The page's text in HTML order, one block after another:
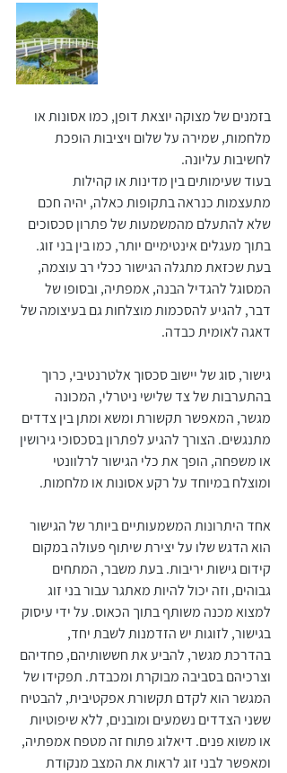
בזמנים של מצוקה יוצאת דופן, כמו אסונות או
מלחמות, שמירה על שלום ויציבות הופכת
לחשיבות עליונה.
בעוד שעימותים בין מדינות או קהילות
מתעצמות כנראה בתקופות כאלה, יהיה חכם
שלא להתעלם מהמשמעות של פתרון סכסוכים
בתוך מעגלים אינטימיים יותר, כמו בין בני זוג.
בעת שכזאת מתגלה הגישור ככלי רב עוצמה,
המסוגל להגדיל הבנה, אמפתיה, ובסופו של
דבר, להגיע להסכמות מוצלחות גם בעיצומה של
דאגה לאומית כבדה.
גישור, סוג של יישוב סכסוך אלטרנטיבי, כרוך
בהתערבות של צד שלישי ניטרלי, המכונה
מגשר, המאפשר תקשורת ומשא ומתן בין צדדים
מתנגשים. הצורך להגיע לפתרון בסכסוכי גירושין
או משפחה, הופך את כלי הגישור לרלוונטי
ומוצלח במיוחד על רקע אסונות או מלחמות.
אחד היתרונות המשמעותיים ביותר של הגישור
הוא הדגש שלו על יצירת שיתוף פעולה במקום
קידום גישות יריבות. בעת משבר, המתחים
גבוהים, וזה יכול להיות מאתגר עבור בני זוג
למצוא מכנה משותף בתוך הכאוס. על ידי עיסוק
בגישור, לזוגות יש הזדמנות לשבת יחד,
בהדרכת מגשר, להביע את חששותיהם, פחדיהם
וצרכיהם בסביבה מבוקרת ומכבדת. תפקידו של
המגשר הוא לקדם תקשורת אפקטיבית, להבטיח
ששני הצדדים נשמעים ומובנים, ללא שיפוטיות
או משוא פנים. דיאלוג פתוח זה מטפח אמפתיה,
ומאפשר לבני זוג לראות את המצב מנקודת